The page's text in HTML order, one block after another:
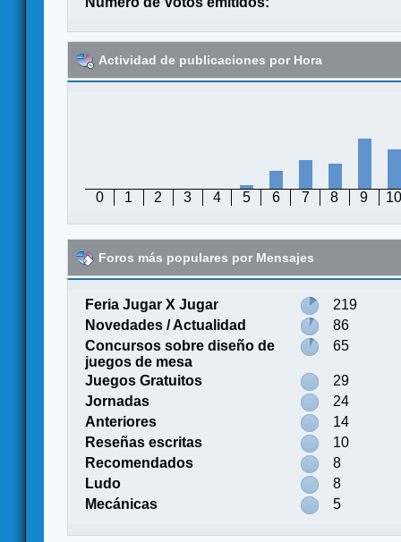
Actividad de publicaciones por Hora
0 1 2 3 4 5 6 7 8 9 10
Foros más populares por Mensajes
Feria Jugar X Jugar
219
Novedades / Actualidad
86
Concursos sobre diseño de
juegos de mesa
65
Juegos Gratuitos
29
Jornadas
24
Anteriores
14
Reseñas escritas
10
Recomendados
8
Ludo
8
Mecánicas
5